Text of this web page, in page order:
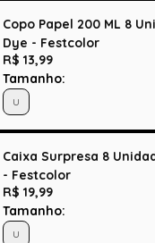
Copo Papel 200 ML 8
Dye - Festcolor
R$ 13,99
Tamanho:
U
Caixa Surpresa 8
- Festcolor
R$ 19,99
Tamanho:
U